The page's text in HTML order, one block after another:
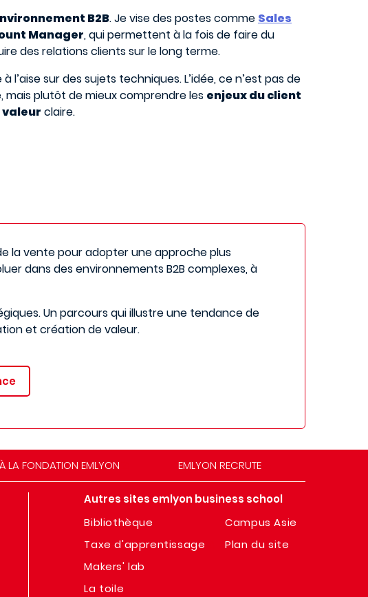
B2B. Je vise des postes comme Sales
Manager, qui permettent à la fois de faire du
des relations clients sur le long terme.
l’aise sur des sujets techniques. L’idée, ce n’est pas de
plutôt de mieux comprendre les enjeux du client
claire.
la vente pour adopter une approche plus
dans des environnements B2B complexes, à
Un parcours qui illustre une tendance de
et création de valeur.
LA FONDATION EMLYON EMLYON RECRUTE
Autres sites emlyon business school
Bibliothèque
Taxe d'apprentissage
Makers' lab
La toile
Campus Asie
Plan du site